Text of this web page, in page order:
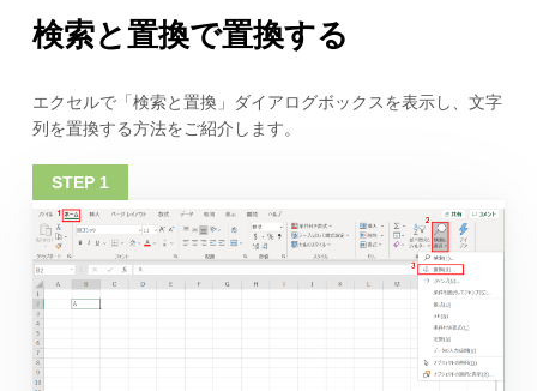
検索と置換で置換する
エクセルで「検索と置換」ダイアログボックスを表示し、文字
列を置換する方法をご紹介します。